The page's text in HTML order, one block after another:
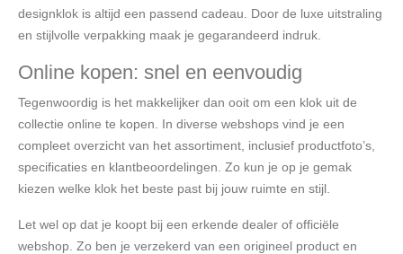
designklok is altijd een passend cadeau. Door de luxe uitstraling
en stijlvolle verpakking maak je gegarandeerd indruk.
Online kopen: snel en eenvoudig
Tegenwoordig is het makkelijker dan ooit om een klok uit de
collectie online te kopen. In diverse webshops vind je een
compleet overzicht van het assortiment, inclusief productfoto’s,
specificaties en klantbeoordelingen. Zo kun je op je gemak
kiezen welke klok het beste past bij jouw ruimte en stijl.
Let wel op dat je koopt bij een erkende dealer of officiële
webshop. Zo ben je verzekerd van een origineel product en